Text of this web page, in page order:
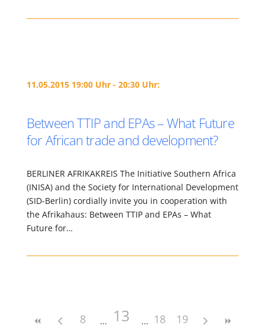
11.05.2015 19:00 Uhr - 20:30 Uhr:
Between TTIP and EPAs – What Future
for African trade and development?
BERLINER AFRIKAKREIS The Initiative Southern Africa
(INISA) and the Society for International Development
(SID-Berlin) cordially invite you in cooperation with
the Afrikahaus: Between TTIP and EPAs – What
Future for…
8 13 18 19